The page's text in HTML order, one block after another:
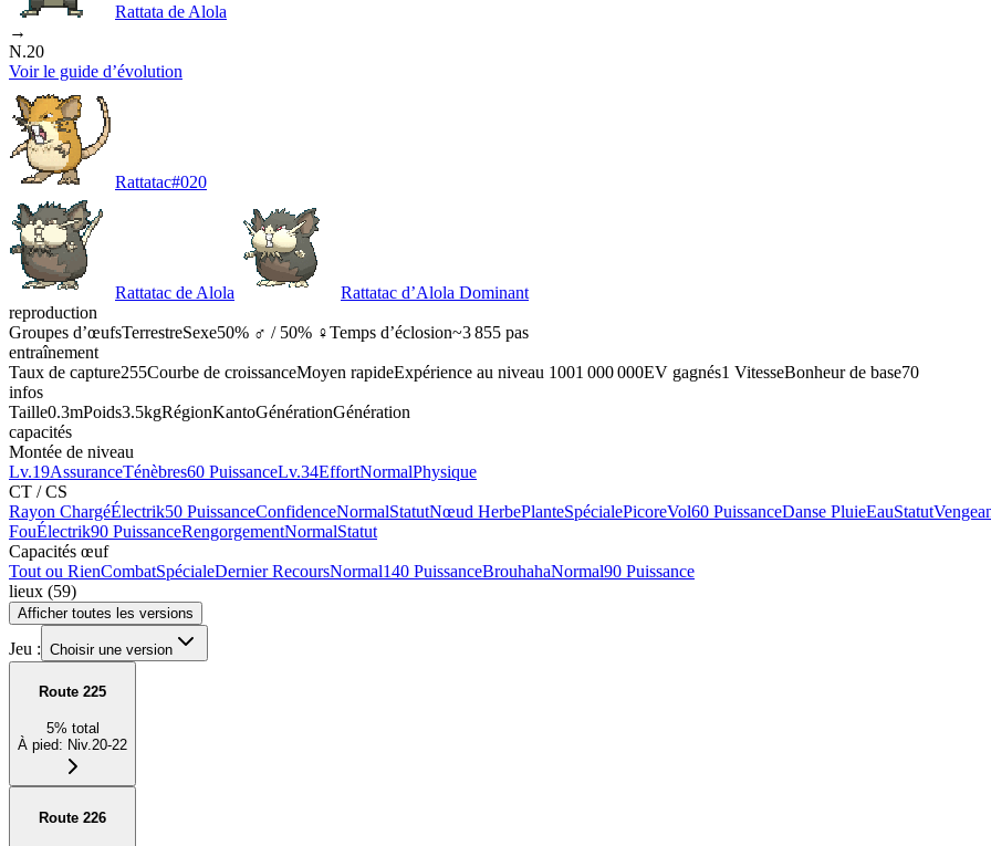
Rattata de Alola
→
N.20
Voir le guide d’évolution
Rattatac#020
Rattatac de Alola
Rattatac d’Alola Dominant
reproduction
Groupes d’œufsTerrestreSexe50% ♂ / 50% ♀Temps d’éclosion~3 855 pas
entraînement
Taux de capture255Courbe de croissanceMoyen rapideExpérience au niveau 1001 000 000EV gagnés1 VitesseBonheur de base70
infos
Taille0.3mPoids3.5kgRégionKantoGénérationGénération
capacités
Montée de niveau
Lv.19AssuranceTénèbres60 PuissanceLv.34EffortNormalPhysique
CT / CS
Rayon ChargéÉlectrik50 PuissanceConfidenceNormalStatutNœud HerbePlanteSpécialePicoreVol60 PuissanceDanse PluieEauStatut
FouÉlectrik90 PuissanceRengorgementNormalStatut
Capacités œuf
Tout ou RienCombatSpécialeDernier RecoursNormal140 PuissanceBrouhahaNormal90 Puissance
lieux (59)
Afficher toutes les versions
Jeu : Choisir une version
Route 225
5% total
À pied: Niv.20-22
Route 226